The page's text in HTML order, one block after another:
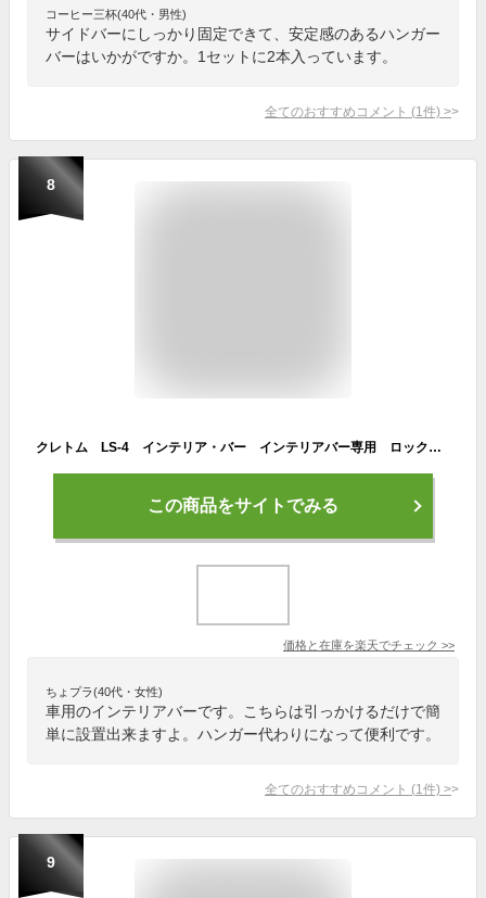
コーヒー三杯(40代・男性)
サイドバーにしっかり固定できて、安定感のあるハンガー
バーはいかがですか。1セットに2本入っています。
全てのおすすめコメント (1 件) >
8
クレトム LS-4 インテリア・バー インテリアバー専用 ロックリング LS4【お取り寄せ商品】車内 ハンガー アシスト バー システム キャリア ロッド ホルダー
この商品をサイトでみる
価格と在庫を楽天でチェック >>
ちょプラ(40代・女性)
車用のインテリアバーです。こちらは引っかけるだけで簡
単に設置出来ますよ。ハンガー代わりになって便利です。
全てのおすすめコメント (1 件) >
9